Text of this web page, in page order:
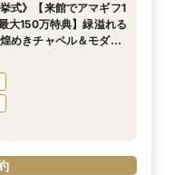
ース試食◆じっくり相談
ビ限定BIGフェア
フルコース試食付◎マ
式》【来館でアマギフ1
大150万特典】緑溢れる
めきチャペル＆モダン
フルコース試食付◎マ